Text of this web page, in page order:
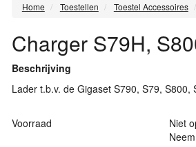
Home Toestellen Toestel Accessoires
Charger S79H,
Beschrijving
Lader t.b.v. de Gigaset S790, S79, S800,
Voorraad
Niet